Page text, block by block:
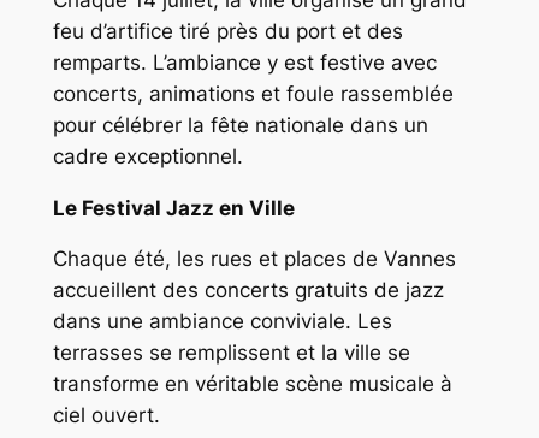
feu d’artifice tiré près du port et des
remparts. L’ambiance y est festive avec
concerts, animations et foule rassemblée
pour célébrer la fête nationale dans un
cadre exceptionnel.
Le Festival Jazz en Ville
Chaque été, les rues et places de Vannes
accueillent des concerts gratuits de jazz
dans une ambiance conviviale. Les
terrasses se remplissent et la ville se
transforme en véritable scène musicale à
ciel ouvert.